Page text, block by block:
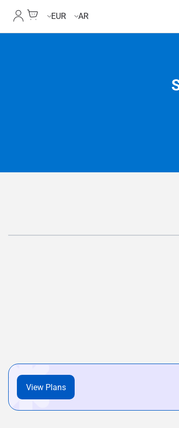
AR
EUR
حسابي
View Plans